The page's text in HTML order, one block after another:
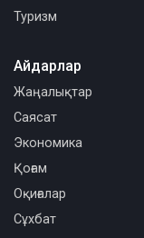
Туризм
Айдарлар
Жаңалықтар
Саясат
Экономика
Қоғам
Оқиғалар
Сұхбат